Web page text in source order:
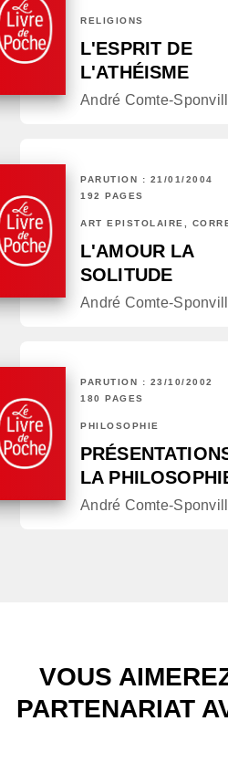
RELIGIONS
L'ESPRIT DE
L'ATHÉISME
André Comte-
PARUTION : 21/01/2004
192 PAGES
ART ÉPISTOLAIRE,
L'AMOUR LA
SOLITUDE
André Comte-
PARUTION : 23/10/2002
180 PAGES
PHILOSOPHIE
LA
André Comte-
VOUS
PARTENARIAT